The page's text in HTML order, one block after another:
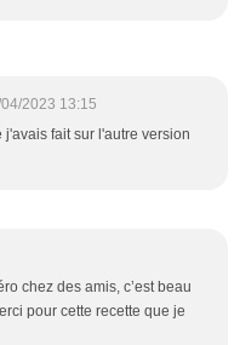
2023 13:15
j'avais fait sur l'autre version
chez des amis, c’est beau
pour cette recette que je